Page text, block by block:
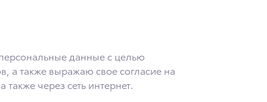
данные с целью
а также выражаю свое согласие на
через сеть интернет.